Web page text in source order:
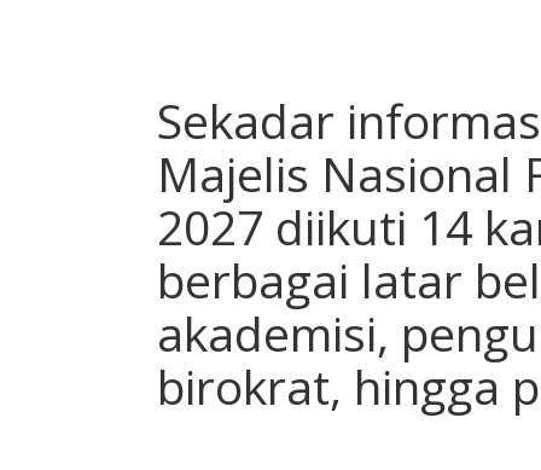
Sekadar
Majelis Nasional
2027 diikuti 14
berbagai latar
akademisi,
birokrat, hingga